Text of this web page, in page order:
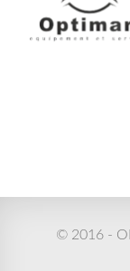
© 2016 -